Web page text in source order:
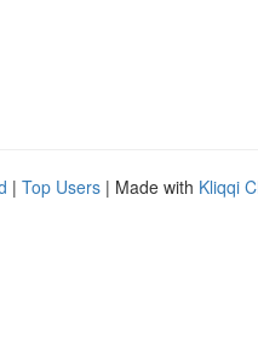
| Top Users | Made with Kliqqi